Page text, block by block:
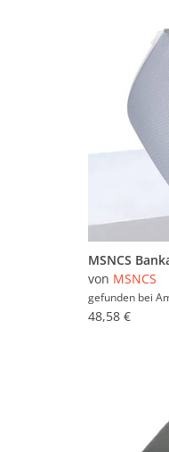
von MSNCS
gefunden bei
48,58 €